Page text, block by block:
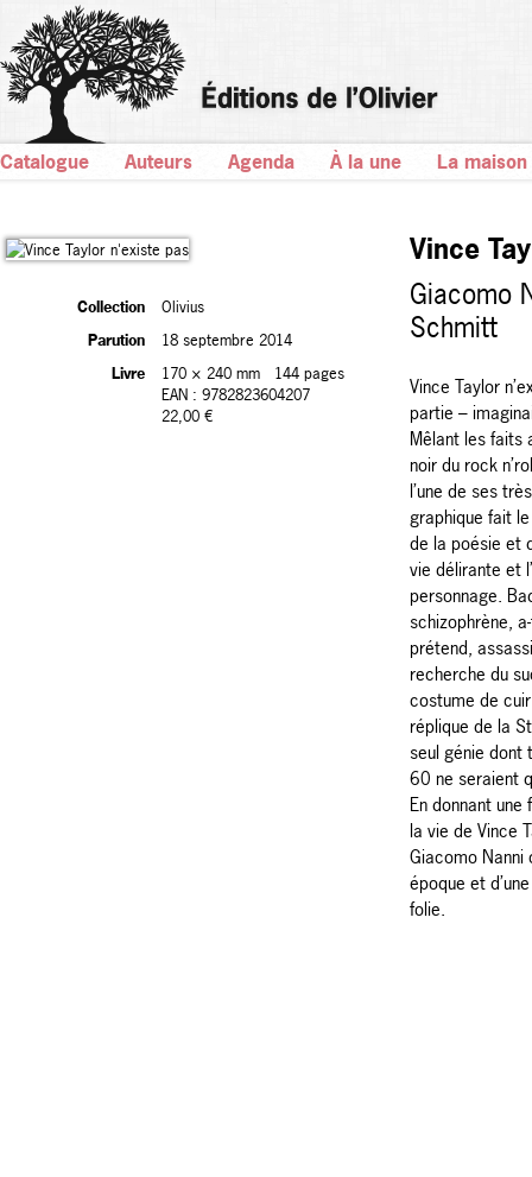
Catalogue Auteurs Agenda À la une La maison
Collection
Olivius
Parution
18 septembre 2014
Livre
170 × 240 mm
144 pages
EAN : 9782823604207
22,00 €
Vince
Giacomo
Schmitt
Vince Taylor
partie –
Mêlant les faits
noir du rock
l’une de ses
graphique fait
de la poésie et
vie délirante et
personnage.
schizophrène,
prétend,
recherche du
costume de
réplique de la
seul génie dont
60 ne seraient
En donnant
la vie de Vince
Giacomo Nanni
époque et
folie.